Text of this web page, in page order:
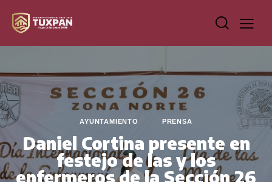
AYUNTAMIENTO PRENSA
Daniel Cortina presente en
festejo de las y los
enfermeros de la Sección 26